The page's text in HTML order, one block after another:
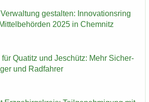
ge­stal­ten: In­no­va­ti­ons­ring
2025 in Chem­nitz
für Qua­titz und Je­schütz: Mehr Si­cher­
und Rad­fah­rer